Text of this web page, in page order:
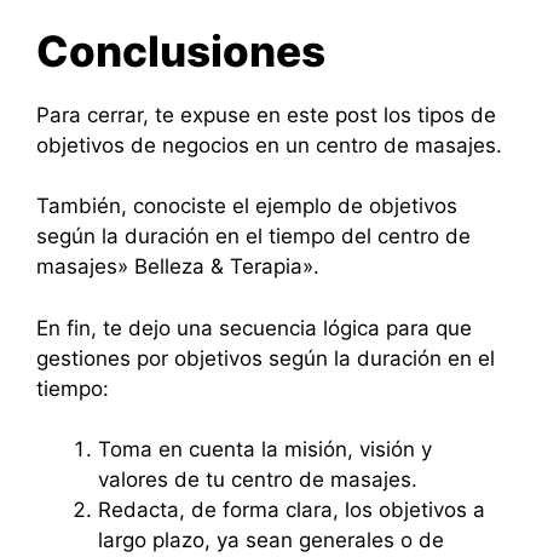
Conclusiones
Para cerrar, te expuse en este post los tipos de
objetivos de negocios en un centro de masajes.
También, conociste el ejemplo de objetivos
según la duración en el tiempo del centro de
masajes» Belleza & Terapia».
En fin, te dejo una secuencia lógica para que
gestiones por objetivos según la duración en el
tiempo:
Toma en cuenta la misión, visión y
valores de tu centro de masajes.
Redacta, de forma clara, los objetivos a
largo plazo, ya sean generales o de